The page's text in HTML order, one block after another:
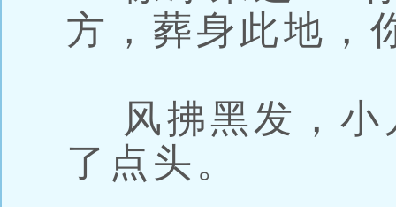
方，葬身此地，
风拂黑发，小
了点头。